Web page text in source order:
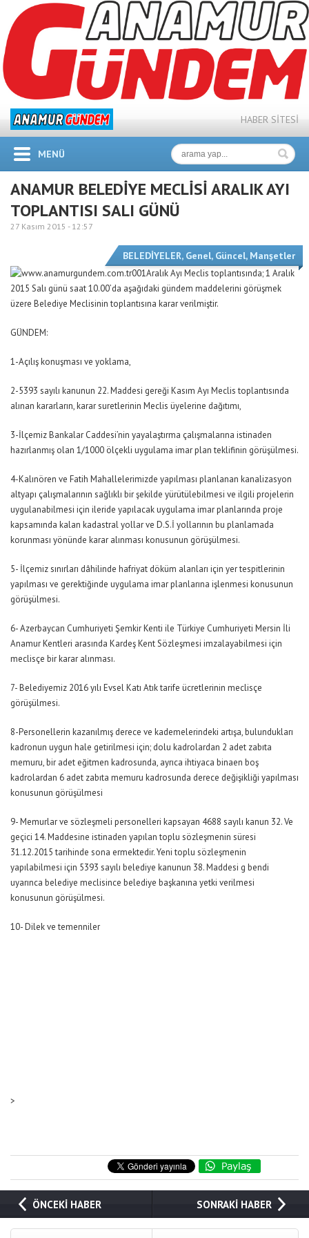
HABER SİTESİ
MENÜ
ANAMUR BELEDİYE MECLİSİ ARALIK AYI
TOPLANTISI SALI GÜNÜ
27 Kasım 2015 - 12:57
BELEDİYELER, Genel, Güncel, Manşetler
Aralık Ayı Meclis toplantısında; 1 Aralık
2015 Salı günü saat 10.00’da aşağıdaki gündem maddelerini görüşmek
üzere Belediye Meclisinin toplantısına karar verilmiştir.
GÜNDEM:
1-Açılış konuşması ve yoklama,
2-5393 sayılı kanunun 22. Maddesi gereği Kasım Ayı Meclis toplantısında
alınan kararların, karar suretlerinin Meclis üyelerine dağıtımı,
3-İlçemiz Bankalar Caddesi’nin yayalaştırma çalışmalarına istinaden
hazırlanmış olan 1/1000 ölçekli uygulama imar plan teklifinin görüşülmesi.
4-Kalınören ve Fatih Mahallelerimizde yapılması planlanan kanalizasyon
altyapı çalışmalarının sağlıklı bir şekilde yürütülebilmesi ve ilgili projelerin
uygulanabilmesi için ileride yapılacak uygulama imar planlarında proje
kapsamında kalan kadastral yollar ve D.S.İ yollarının bu planlamada
korunması yönünde karar alınması konusunun görüşülmesi.
5- İlçemiz sınırları dâhilinde hafriyat döküm alanları için yer tespitlerinin
yapılması ve gerektiğinde uygulama imar planlarına işlenmesi konusunun
görüşülmesi.
6- Azerbaycan Cumhuriyeti Şemkir Kenti ile Türkiye Cumhuriyeti Mersin İli
Anamur Kentleri arasında Kardeş Kent Sözleşmesi imzalayabilmesi için
meclisçe bir karar alınması.
7- Belediyemiz 2016 yılı Evsel Katı Atık tarife ücretlerinin meclisçe
görüşülmesi.
8-Personellerin kazanılmış derece ve kademelerindeki artışa, bulundukları
kadronun uygun hale getirilmesi için; dolu kadrolardan 2 adet zabıta
memuru, bir adet eğitmen kadrosunda, ayrıca ihtiyaca binaen boş
kadrolardan 6 adet zabıta memuru kadrosunda derece değişikliği yapılması
konusunun görüşülmesi
9- Memurlar ve sözleşmeli personelleri kapsayan 4688 sayılı kanun 32. Ve
geçici 14. Maddesine istinaden yapılan toplu sözleşmenin süresi
31.12.2015 tarihinde sona ermektedir. Yeni toplu sözleşmenin
yapılabilmesi için 5393 sayılı belediye kanunun 38. Maddesi g bendi
uyarınca belediye meclisince belediye başkanına yetki verilmesi
konusunun görüşülmesi.
10- Dilek ve temenniler
>
ÖNCEKİ HABER SONRAKİ HABER